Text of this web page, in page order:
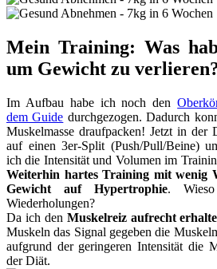
Mein Training: Was
um Gewicht zu
Im Aufbau habe ich noch den
dem Guide durchgezogen. Dadurch
Muskelmasse draufpacken! Jetzt in
auf einen 3er-Split (Push/Pull/Beine)
ich die Intensität und Volumen im
Weiterhin hartes Training mit wenig
Gewicht auf Hypertrophie.
Wiederholungen?
Da ich den Muskelreiz aufrecht
Muskeln das Signal gegeben die
aufgrund der geringeren Intensität die
der Diät.